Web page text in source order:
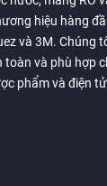
hiệu hàng
và 3M. Chúng
toàn và phù hợp
phẩm và điện